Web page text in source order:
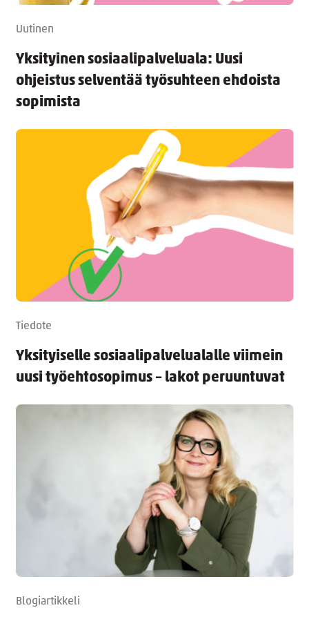
Uutinen
Yksityinen sosiaalipalveluala: Uusi
ohjeistus selventää työsuhteen ehdoista
sopimista
Tiedote
Yksityiselle sosiaalipalvelualalle viimein
uusi työehtosopimus – lakot peruuntuvat
Blogiartikkeli